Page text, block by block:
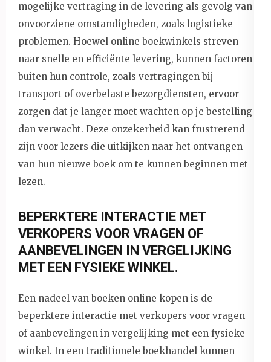
mogelijke vertraging in de levering als gevolg van
onvoorziene omstandigheden, zoals logistieke
problemen. Hoewel online boekwinkels streven
naar snelle en efficiënte levering, kunnen factoren
buiten hun controle, zoals vertragingen bij
transport of overbelaste bezorgdiensten, ervoor
zorgen dat je langer moet wachten op je bestelling
dan verwacht. Deze onzekerheid kan frustrerend
zijn voor lezers die uitkijken naar het ontvangen
van hun nieuwe boek om te kunnen beginnen met
lezen.
BEPERKTERE INTERACTIE MET
VERKOPERS VOOR VRAGEN OF
AANBEVELINGEN IN VERGELIJKING
MET EEN FYSIEKE WINKEL.
Een nadeel van boeken online kopen is de
beperktere interactie met verkopers voor vragen
of aanbevelingen in vergelijking met een fysieke
winkel. In een traditionele boekhandel kunnen